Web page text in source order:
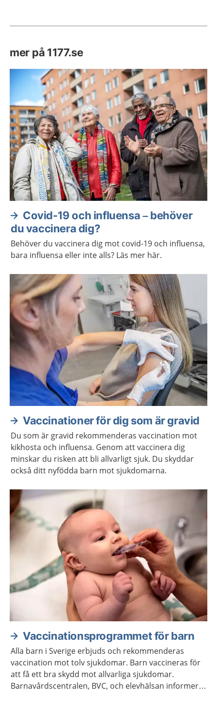
mer på 1177.se
Covid-19 och influensa – behöver
du vaccinera dig?
Behöver du vaccinera dig mot covid-19 och influensa,
bara influensa eller inte alls? Läs mer här.
Vaccinationer för dig som är gravid
Du som är gravid rekommenderas vaccination mot
kikhosta och influensa. Genom att vaccinera dig
minskar du risken att bli allvarligt sjuk. Du skyddar
också ditt nyfödda barn mot sjukdomarna.
Vaccinationsprogrammet för barn
Alla barn i Sverige erbjuds och rekommenderas
vaccination mot tolv sjukdomar. Barn vaccineras för
att få ett bra skydd mot allvarliga sjukdomar.
Barnavårdscentralen, BVC, och elevhälsan informerar